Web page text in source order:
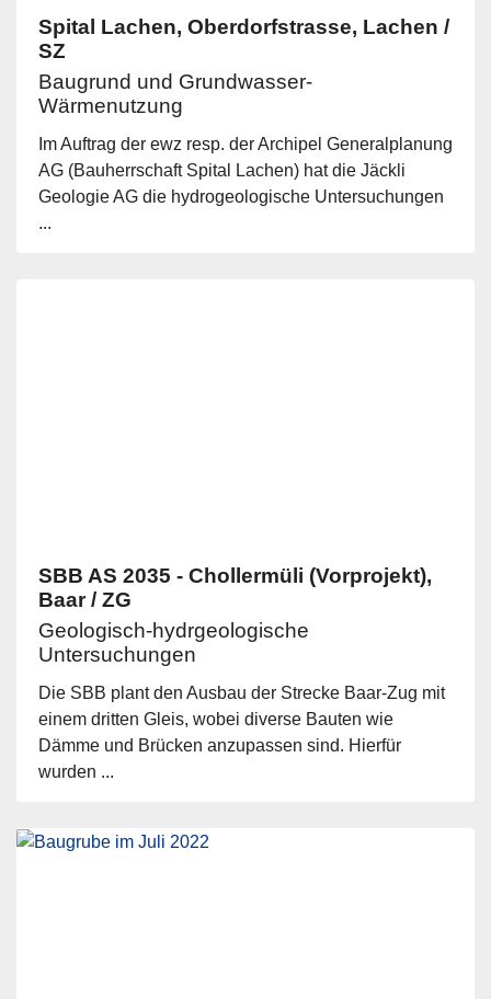
Spital Lachen, Oberdorfstrasse, Lachen /
SZ
Baugrund und Grundwasser-
Wärmenutzung
Im Auftrag der ewz resp. der Archipel Generalplanung
AG (Bauherrschaft Spital Lachen) hat die Jäckli
Geologie AG die hydrogeologische Untersuchungen
...
SBB AS 2035 - Chollermüli (Vorprojekt),
Baar / ZG
Geologisch-hydrgeologische
Untersuchungen
Die SBB plant den Ausbau der Strecke Baar-Zug mit
einem dritten Gleis, wobei diverse Bauten wie
Dämme und Brücken anzupassen sind. Hierfür
wurden ...